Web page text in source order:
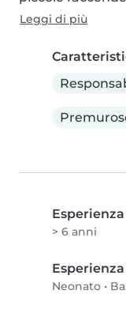
Leggi di più
Esperienza
> 6 anni
Neonato •